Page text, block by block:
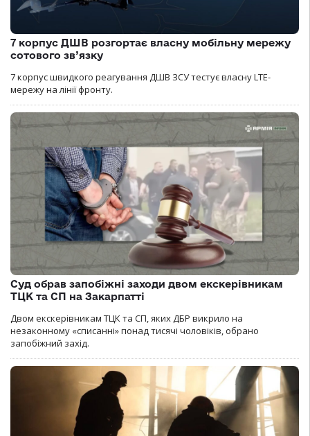
7 корпус ДШВ розгортає власну мобільну мережу
сотового зв’язку
7 корпус швидкого реагування ДШВ ЗСУ тестує власну LTE-
мережу на лінії фронту.
Суд обрав запобіжні заходи двом екскерівникам
ТЦК та СП на Закарпатті
Двом екскерівникам ТЦК та СП, яких ДБР викрило на
незаконному «списанні» понад тисячі чоловіків, обрано
запобіжний захід.